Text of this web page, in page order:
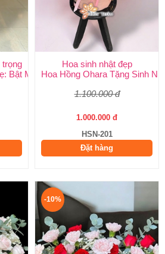
trọng
Bật Mí 5 Loại Hoa Ý Nghĩa & Cách
Hoa sinh nhật đẹp
Hoa Hồng Ohara Tặng Sinh
1.100.000 đ
1.000.000 đ
HSN-201
Đặt hàng
-10%